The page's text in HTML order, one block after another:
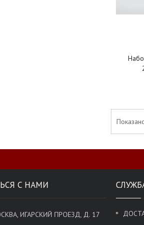
С НАМИ
ИГАРСКИЙ ПРОЕЗД, Д. 17